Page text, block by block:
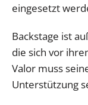
eingesetzt
Backstage ist
die sich vor
Valor muss
Unterstützung